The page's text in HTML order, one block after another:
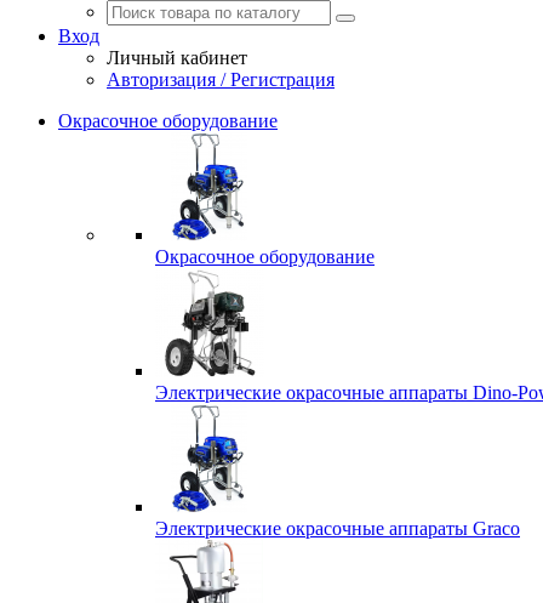
Вход
Личный кабинет
Авторизация / Регистрация
Окрасочное оборудование
Окрасочное оборудование
Электрические окрасочные аппараты Dino-
Электрические окрасочные аппараты Graco